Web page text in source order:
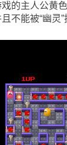
的主人公黄
不能被“幽灵”